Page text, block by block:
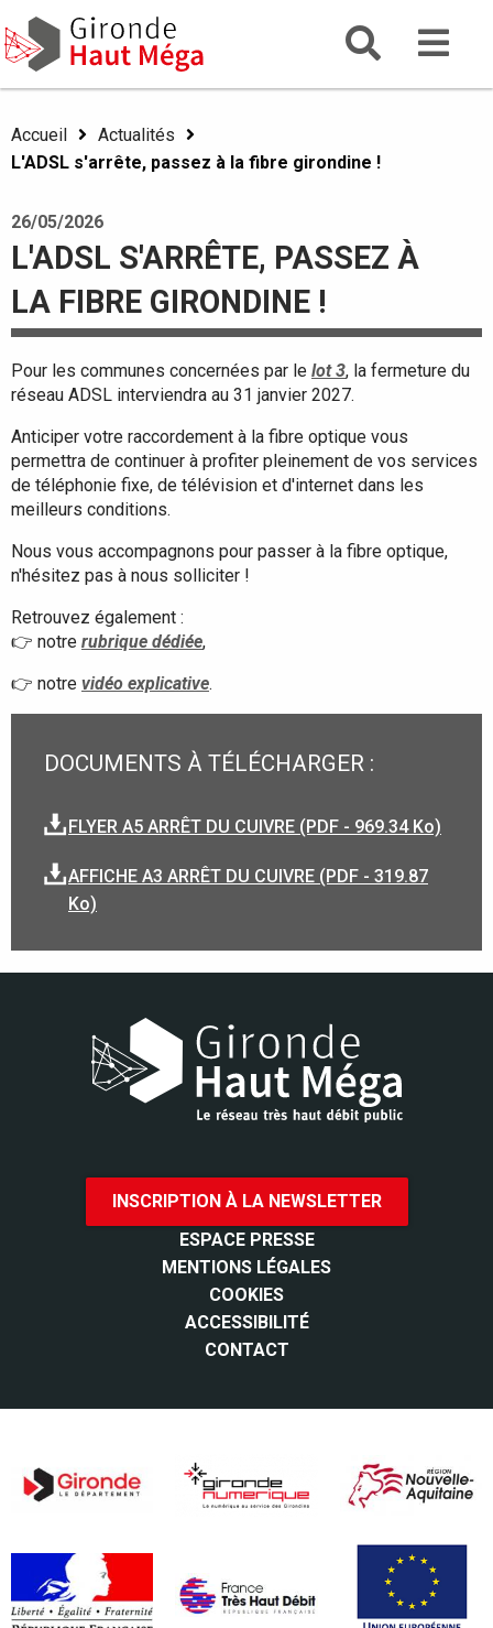
Aller
au
contenu
principal
Aller au menu
Aller au contenu
Gironde Gironde Haut Mega
Accueil
Actualités
L'ADSL s'arrête, passez à la fibre girondine !
26/05/2026
L'ADSL S'ARRÊTE, PASSEZ À
LA FIBRE GIRONDINE !
Pour les communes concernées par le lot 3, la fermeture du
réseau ADSL interviendra au 31 janvier 2027.
Anticiper votre raccordement à la fibre optique vous
permettra de continuer à profiter pleinement de vos services
de téléphonie fixe, de télévision et d'internet dans les
meilleurs conditions.
Nous vous accompagnons pour passer à la fibre optique,
n'hésitez pas à nous solliciter !
Retrouvez également :
👉 notre rubrique dédiée,
👉 notre vidéo explicative.
DOCUMENTS À TÉLÉCHARGER :
FLYER A5 ARRÊT DU CUIVRE (PDF - 969.34 Ko)
AFFICHE A3 ARRÊT DU CUIVRE (PDF - 319.87
Ko)
INSCRIPTION À LA NEWSLETTER
ESPACE PRESSE
MENTIONS LÉGALES
COOKIES
ACCESSIBILITÉ
CONTACT